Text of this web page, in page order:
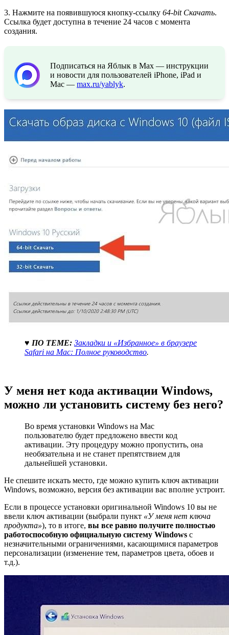
3. Нажмите на появившуюся кнопку-ссылку 64-bit Скачать.
Ссылка будет доступна в течение 24 часов с момента
создания.
Подписаться на Яблык в Max — инструкции
и новости для пользователей iPhone, iPad и
Mac — max.ru/yablyk.
♥ ПО ТЕМЕ: Закладки и «Избранное» в браузере
Safari на Мас: Полное руководство.
У меня нет кода активации Windows,
можно ли установить систему без него?
Во время установки Windows на Mac
пользователю будет предложено ввести код
активации. Эту процедуру можно пропустить, она
необязательна и не станет препятствием для
дальнейшей установки.
Не спешите искать место, где можно купить ключ активации
Windows, возможно, версия без активации вас вполне устроит.
Если в процессе установки оригинальной Windows 10 вы не
ввели ключ активации (выбрали пункт «У меня нет ключа
продукта»), то в итоге, вы все равно получите полностью
работоспособную официальную систему Windows с
незначительными ограничениями, касающимися параметров
персонализации (изменение тем, параметров цвета, обоев и
т.д.).